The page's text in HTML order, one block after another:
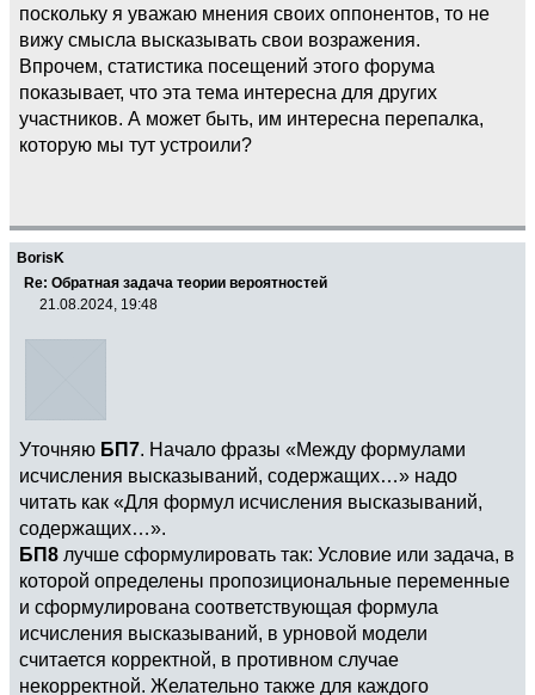
поскольку я уважаю мнения своих оппонентов, то не
вижу смысла высказывать свои возражения.
Впрочем, статистика посещений этого форума
показывает, что эта тема интересна для других
участников. А может быть, им интересна перепалка,
которую мы тут устроили?
BorisK
Re: Обратная задача теории вероятностей
21.08.2024, 19:48
Уточняю БП7. Начало фразы «Между формулами
исчисления высказываний, содержащих…» надо
читать как «Для формул исчисления высказываний,
содержащих…».
БП8 лучше сформулировать так: Условие или задача, в
которой определены пропозициональные переменные
и сформулирована соответствующая формула
исчисления высказываний, в урновой модели
считается корректной, в противном случае
некорректной. Желательно также для каждого